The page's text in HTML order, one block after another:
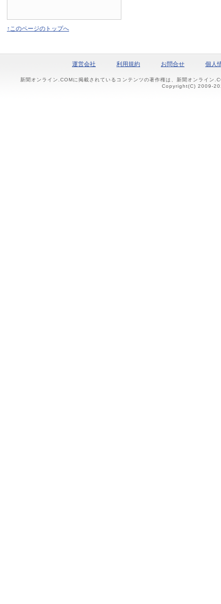
↑このページのトップへ
運営会社 利用規約 お問合せ 個人
新聞オンライン.COMに掲載されているコンテンツの著作権は、新聞オンライン
Copyright(C) 2009-